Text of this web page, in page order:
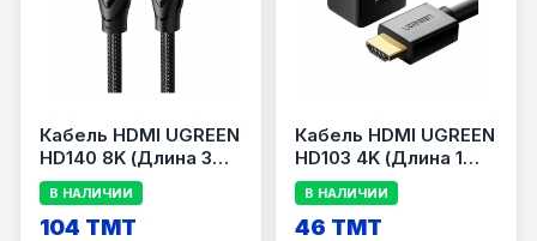
Кабель HDMI UGREEN
HD140 8K (Длина 3
метра )
В НАЛИЧИИ
104 TMT
Кабель HDMI UGREEN
HD103 4K (Длина 1
метр / C угловым
изгибом / Черный
цвет)
В НАЛИЧИИ
46 TMT